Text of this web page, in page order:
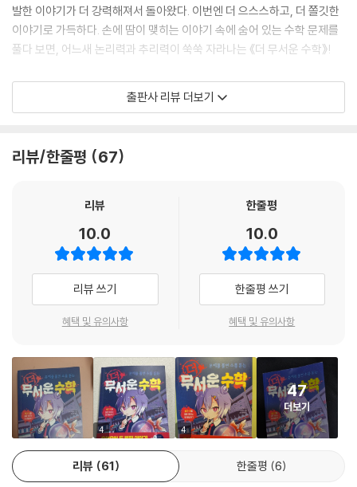
발한 이야기가 더 강력해져서 돌아왔다. 이번엔 더 으스스하고, 더 쫄깃한
이야기로 가득하다. 손에 땀이 맺히는 이야기 속에 숨어 있는 수학 문제를
풀다 보면, 어느새 논리력과 추리력이 쑥쑥 자라나는 《더 무서운 수학》!
이번 이야기에서도 독자들은 단순히 무서운 이야기를 넘어, 생각하게 만드
는 ‘수학적 공포’ 속으로 빠져든다. 누군가 문을 두드리는 규칙에서 시작해,
짧고 강렬한 호러 이야기와 거기에 자연스럽게 녹아든 수학 개념이 완벽하
오싹오싹, 흥미진진 푹 빠져서 읽고 또 읽을 이야기책!
무서운 이야기는 언제, 어디에서나 존재해 왔고, 오래도록 많은 이들에게
사랑받아 왔다. 특히 어린이들은 언제나 무서운 이야기의 열렬한 팬층이
다. 지금도 호러 애니메이션 〈신비아파트〉, 이해하면 무서운 이야기 〈흔한
다. 그리고 오늘, 새롭게 어린이들을 사로잡을 특색 있는 무서운 이야기가
다시 시작되고 있다.
우리가 일상에서 마주하는 학교나 집과 같은 공간에서 벌어지는 이야기는
으스스하면서도 어쩐지 유머러스하다. 짧은 이야기를 하나둘 읽다 보면 금
세 푹 빠져들어 읽게 된다. 몸은 소름이 돋는데, 입은 웃고 있고, 머리로는
수학 문제를 풀고 있는 신비한 경험을 하게 될 것이다.
출판사 리뷰 더보기
리뷰/한줄평 67
리뷰
10.0
리뷰 쓰기
혜택 및 유의사항
한줄평
10.0
한줄평 쓰기
혜택 및 유의사항
4 4
47
더보기
리뷰 61 한줄평 6